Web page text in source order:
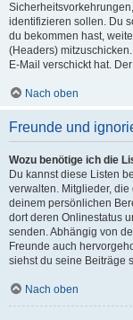
identifizieren sollen. Du
du bekommen hast,
(Headers)
E-Mail verschickt hat.
Nach oben
Freunde und
Wozu benötige ich die
Du kannst diese Listen
verwalten. Mitglieder,
deinem persönlichen
dort deren Onlinestatus
senden. Abhängig von
Freunde auch
siehst du seine Beiträge
Nach oben